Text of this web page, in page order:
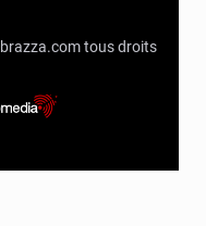
tous droits